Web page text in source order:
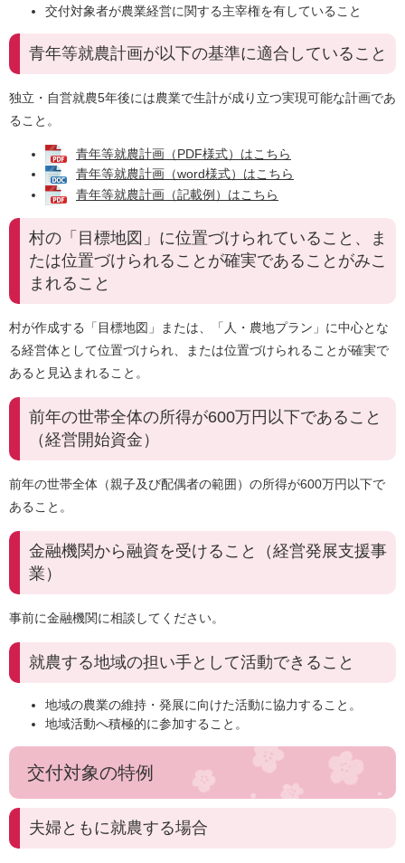
交付対象者が農業経営に関する主宰権を有していること
青年等就農計画が以下の基準に適合していること
独立・自営就農5年後には農業で生計が成り立つ実現可能な計画であ
ること。
青年等就農計画（PDF様式）はこちら
青年等就農計画（word様式）はこちら
青年等就農計画（記載例）はこちら
村の「目標地図」に位置づけられていること、ま
たは位置づけられることが確実であることがみこ
まれること
村が作成する「目標地図」または、「人・農地プラン」に中心とな
る経営体として位置づけられ、または位置づけられることが確実で
あると見込まれること。
前年の世帯全体の所得が600万円以下であること
（経営開始資金）
前年の世帯全体（親子及び配偶者の範囲）の所得が600万円以下で
あること。
金融機関から融資を受けること（経営発展支援事
業）
事前に金融機関に相談してください。
就農する地域の担い手として活動できること
地域の農業の維持・発展に向けた活動に協力すること。
地域活動へ積極的に参加すること。
交付対象の特例
夫婦ともに就農する場合